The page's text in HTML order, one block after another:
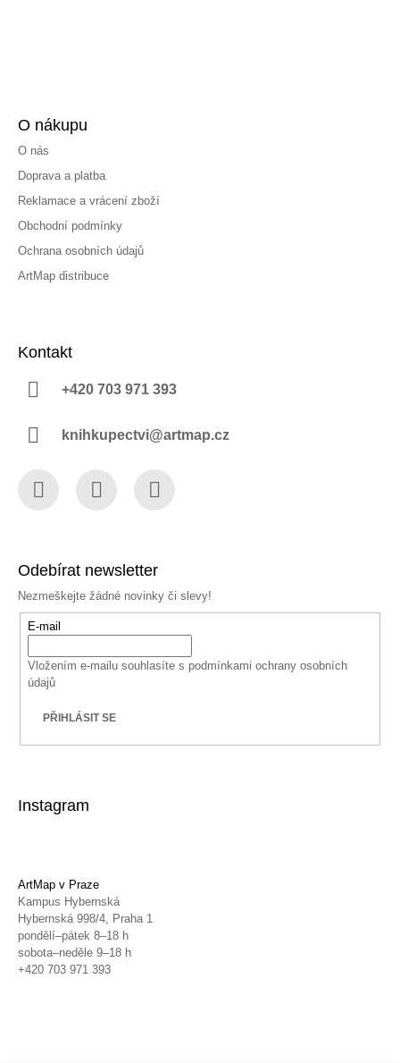
O nákupu
O nás
Doprava a platba
Reklamace a vrácení zboží
Obchodní podmínky
Ochrana osobních údajů
ArtMap distribuce
Kontakt
+420 703 971 393
knihkupectvi@artmap.cz
Odebírat newsletter
Nezmeškejte žádné novinky či slevy!
E-mail
Vložením e-mailu souhlasíte s podmínkami ochrany osobních
údajů
PŘIHLÁSIT SE
Instagram
ArtMap v Praze
Kampus Hybernská
Hybernská 998/4, Praha 1
pondělí–pátek 8–18 h
sobota–neděle 9–18 h
+420 703 971 393